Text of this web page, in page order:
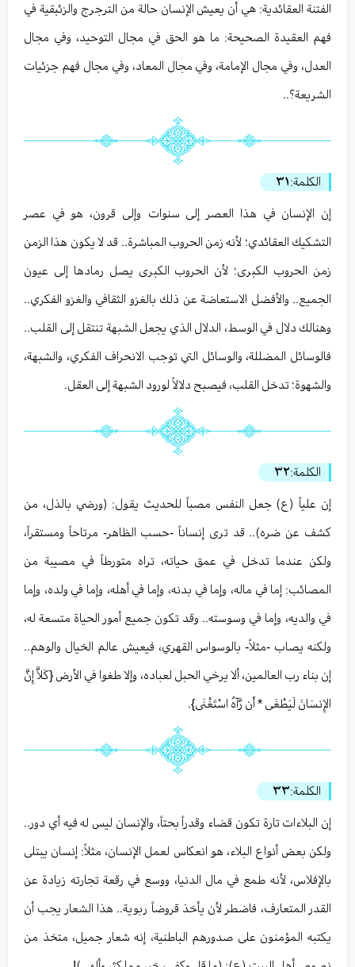
الفتنة العقائدية: هي أن يعيش الإنسان حالة من الترجرج والزئبقية في
فهم العقيدة الصحيحة: ما هو الحق في مجال التوحيد، وفي مجال
العدل، وفي مجال الإمامة، وفي مجال المعاد، وفي مجال فهم جزئيات
الشريعة؟..
الكلمة:٣١
إن الإنسان في هذا العصر إلى سنوات وإلى قرون، هو في عصر
التشكيك العقائدي؛ لأنه زمن الحروب المباشرة.. قد لا يكون هذا الزمن
زمن الحروب الكبرى؛ لأن الحروب الكبرى يصل رمادها إلى عيون
الجميع.. والأفضل الاستعاضة عن ذلك بالغزو الثقافي والغزو الفكري..
وهنالك دلال في الوسط، الدلال الذي يجعل الشبهة تنتقل إلى القلب..
فالوسائل المضللة، والوسائل التي توجب الانحراف الفكري، والشبهة،
والشهوة؛ تدخل القلب، فيصبح دلالاً لورود الشبهة إلى العقل.
الكلمة:٣٢
إن علياً (ع) جعل النفس مصباً للحديث يقول: (ورضي بالذل، من
كشف عن ضره).. قد ترى إنساناً -حسب الظاهر- مرتاحاً ومستقراً،
ولكن عندما تدخل في عمق حياته، تراه متورطاً في مصيبة من
المصائب: إما في ماله، وإما في بدنه، وإما في أهله، وإما في ولده، وإما
في والديه، وإما في وسوسته.. وقد تكون جميع أمور الحياة متسعة له،
ولكنه يصاب -مثلاً- بالوسواس القهري، فيعيش عالم الخيال والوهم..
إن بناء رب العالمين، ألا يرخي الحبل لعباده، وإلا طغوا في الأرض {كَلاَّ إِنَّ
الإِنسَانَ لَيَطْغَى * أَن رَّآهُ اسْتَغْنَى}.
الكلمة:٣٣
إن البلاءات تارة تكون قضاء وقدراً بحتاً، والإنسان ليس له فيه أي دور..
ولكن بعض أنواع البلاء، هو انعكاس لعمل الإنسان، مثلاً: إنسان يبتلى
بالإفلاس، لأنه طمع في مال الدنيا، ووسع في رقعة تجارته زيادة عن
القدر المتعارف، فاضطر لأن يأخذ قروضاً ربوية.. هذا الشعار يجب أن
يكتبه المؤمنون على صدورهم الباطنية، إنه شعار جميل، متخذ من